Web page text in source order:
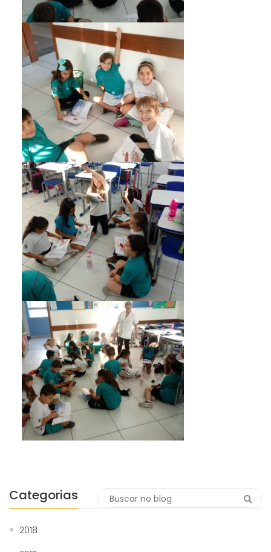
Categorias
2018